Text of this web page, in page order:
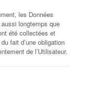
les Données
longtemps que
été collectées et
fait d’une obligation
de l’Utilisateur.